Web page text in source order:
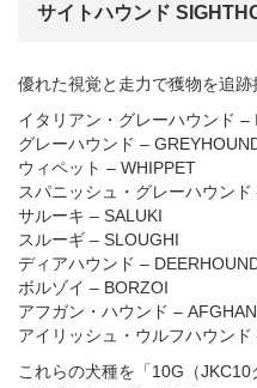
サイトハウンド
優れた視覚と走力で獲物を追跡
イタリアン・グレーハウンド –
グレーハウンド –
ウィペット – WHIPPET
スパニッシュ・グレーハウン
サルーキ – SALUKI
スルーギ – SLOUGHI
ディアハウンド –
ボルゾイ – BORZOI
アフガン・ハウンド –
アイリッシュ・ウルフハウン
これらの犬種を「10G（